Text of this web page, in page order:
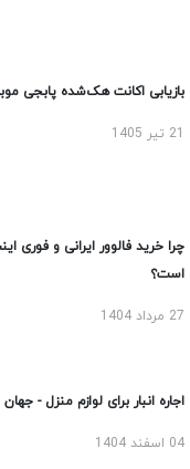
بازیابی اکانت هک‌شده پابجی
چرا خرید فالوور ایرانی و فوری
است؟
27 مرداد 1404
اجاره انبار برای لوازم منزل - جهان
04 اسفند 1404